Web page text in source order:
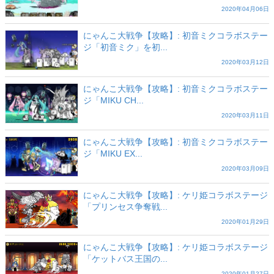
2020年04月06日
にゃんこ大戦争【攻略】: 初音ミクコラボステー
ジ「初音ミク」を初...
2020年03月12日
にゃんこ大戦争【攻略】: 初音ミクコラボステー
ジ「MIKU CH...
2020年03月11日
にゃんこ大戦争【攻略】: 初音ミクコラボステー
ジ「MIKU EX...
2020年03月09日
にゃんこ大戦争【攻略】: ケリ姫コラボステージ
「プリンセス争奪戦...
2020年01月29日
にゃんこ大戦争【攻略】: ケリ姫コラボステージ
「ケットバス王国の...